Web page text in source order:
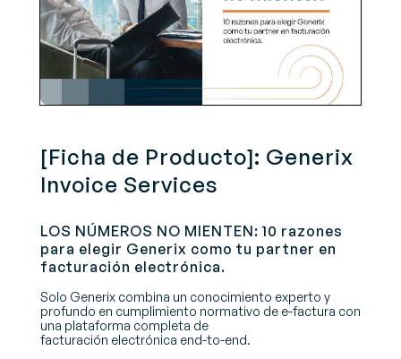
[Ficha de Producto]: Generix
Invoice Services
LOS NÚMEROS NO MIENTEN: 10 razones
para elegir Generix como tu partner en
facturación electrónica.
Solo Generix combina un conocimiento experto y
profundo en cumplimiento normativo de e-factura con
una plataforma completa de
facturación electrónica end-to-end.